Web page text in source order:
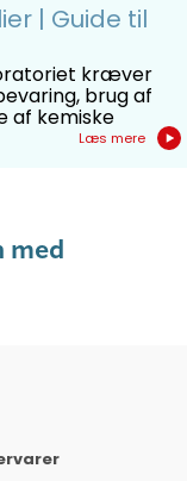
| Guide til
kræver
brug af
af kemiske
Læs mere
med